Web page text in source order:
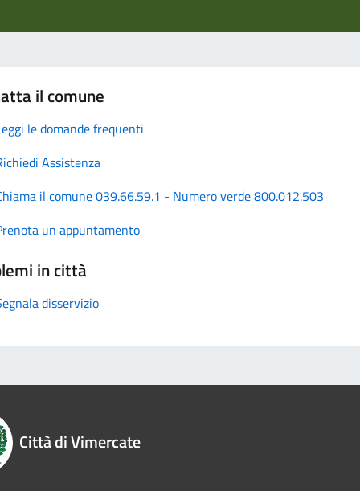
il comune
le domande frequenti
Assistenza
il comune 039.66.59.1 - Numero verde 800.012.503
un appuntamento
in città
disservizio
Città di Vimercate